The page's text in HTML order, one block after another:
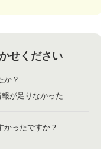
せください
か？
報が足りなかった
かったですか？